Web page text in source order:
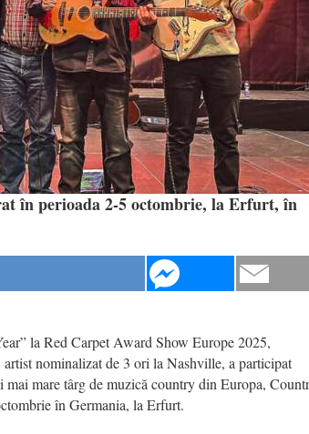
în perioada 2-5 octombrie, la Erfurt, în
la Red Carpet Award Show Europe 2025,
artistnominalizat de 3 ori la Nashville, a participat
mai maretârgde muzică country din Europa,
ctombrieîn Germania, la Erfurt.